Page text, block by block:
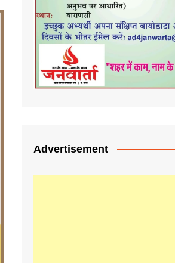
Advertisement